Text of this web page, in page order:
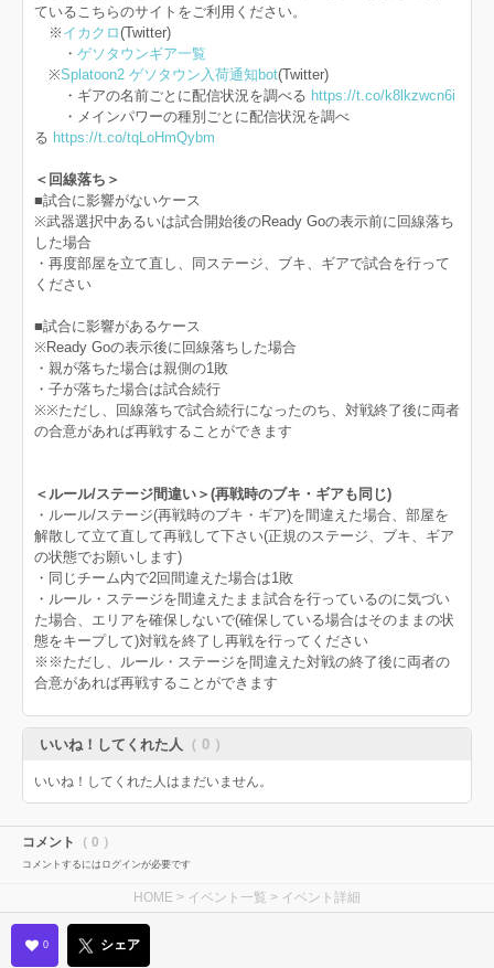
ているこちらのサイトをご利用ください。
※ イカクロ(Twitter)
・ ゲソタウンギア一覧
※Splatoon2 ゲソタウン入荷通知bot(Twitter)
・ギアの名前ごとに配信状況を調べる https://t.co/k8lkzwcn6i
・メインパワーの種別ごとに配信状況を調べ
る https://t.co/tqLoHmQybm
＜回線落ち＞
■試合に影響がないケース
※武器選択中あるいは試合開始後のReady Goの表示前に回線落ち
した場合
・再度部屋を立て直し、同ステージ、ブキ、ギアで試合を行って
ください
■試合に影響があるケース
※Ready Goの表示後に回線落ちした場合
・親が落ちた場合は親側の1敗
・子が落ちた場合は試合続行
※※ただし、回線落ちで試合続行になったのち、対戦終了後に両者
の合意があれば再戦することができます
＜ルール/ステージ間違い＞(再戦時のブキ・ギアも同じ)
・ルール/ステージ(再戦時のブキ・ギア)を間違えた場合、部屋を
解散して立て直して再戦して下さい(正規のステージ、ブキ、ギア
の状態でお願いします)
・同じチーム内で2回間違えた場合は1敗
・ルール・ステージを間違えたまま試合を行っているのに気づい
た場合、エリアを確保しないで(確保している場合はそのままの状
態をキープして)対戦を終了し再戦を行ってください
※※ただし、ルール・ステージを間違えた対戦の終了後に両者の
合意があれば再戦することができます
いいね！してくれた人 （ 0 ）
いいね！してくれた人はまだいません。
コメント （ 0 ）
コメントするにはログインが必要です
HOME > イベント一覧 > イベント詳細
0 シェア